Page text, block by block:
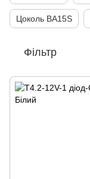
Цоколь BA15S
Фільтр